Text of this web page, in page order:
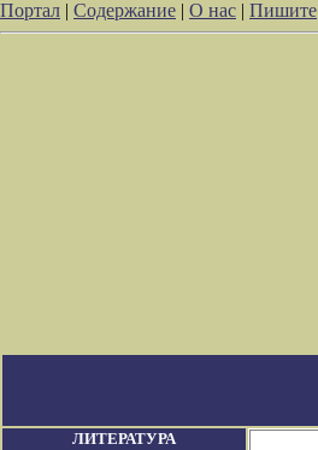
Портал | Содержание | О нас | Пишите
ЛИТЕРАТУРА